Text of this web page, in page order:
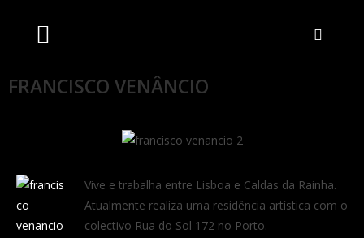
FRANCISCO VENÂNCIO
Vive e trabalha entre Lisboa e Caldas da Rainha.
Atualmente realiza uma residência artística com o
colectivo Rua do Sol 172 no Porto.